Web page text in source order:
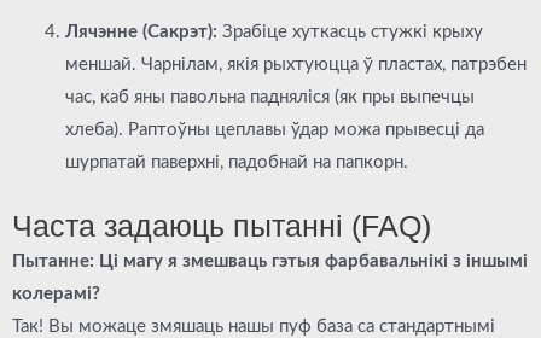
Лячэнне (Сакрэт): Зрабіце хуткасць стужкі крыху
меншай. Чарнілам, якія рыхтуюцца ў пластах, патрэбен
час, каб яны павольна падняліся (як пры выпечцы
хлеба). Раптоўны цеплавы ўдар можа прывесці да
шурпатай паверхні, падобнай на папкорн.
Часта задаюць пытанні (FAQ)
Пытанне: Ці магу я змешваць гэтыя фарбавальнікі з іншымі
колерамі?
Так! Вы можаце змяшаць нашы пуф база са стандартнымі